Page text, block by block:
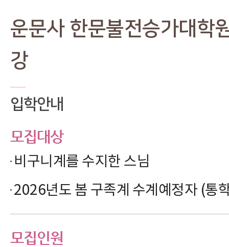
운문사 한문불전승가대학
강
입학안내
모집대상
비구니계를 수지한 스님
2026년도 봄 구족계 수계예정자 (통
모집인원